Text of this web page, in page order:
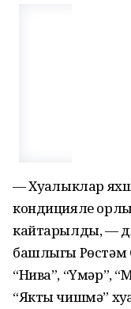
— Хуҗалыклар
кондицияле
кайтарылды, —
башлыгы Рөстәм
“Нива”, “Үмәр”,
“Якты чишмә”